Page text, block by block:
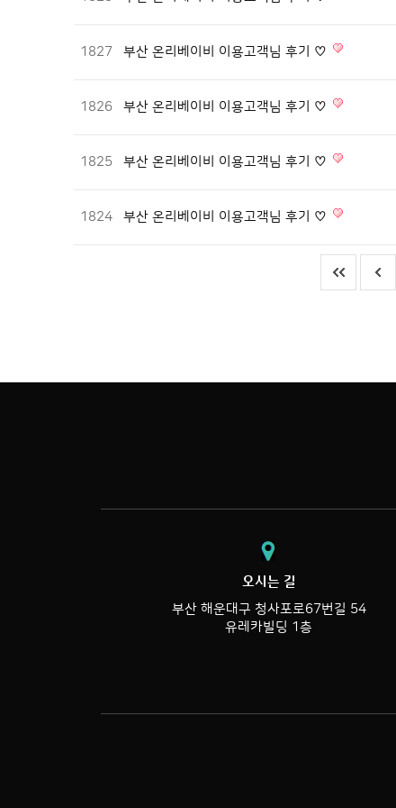
1827 부산 온리베이비 이용고객님 후기 ♡
1826 부산 온리베이비 이용고객님 후기 ♡
1825 부산 온리베이비 이용고객님 후기 ♡
1824 부산 온리베이비 이용고객님 후기 ♡
오시는 길
부산 해운대구 청사포로67번길 54
유레카빌딩 1층